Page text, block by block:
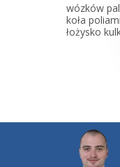
wózków
koła
łożysko